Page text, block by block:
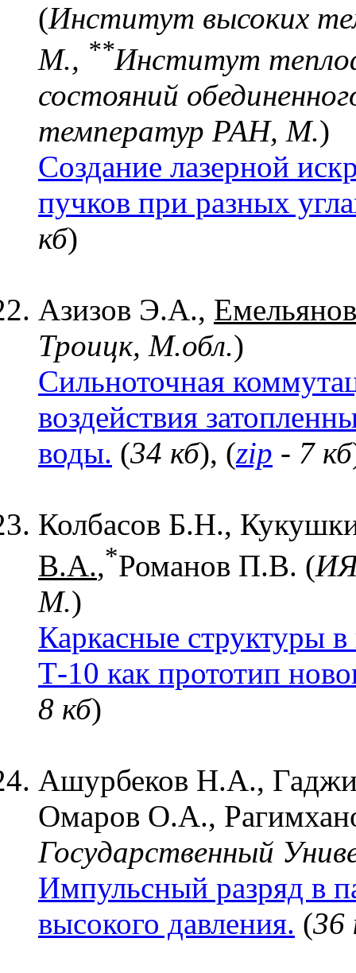
(Институт высоких
М., **Институт
состояний
температур РАН, М.)
Создание лазерной
пучков при разных
кб)
Азизов Э.А.,
Троицк, М.обл.)
Сильноточная
воздействия
воды. (34 кб), (zip - 7 кб
Колбасов Б.Н.,
В.А.,*Романов П.В. (
М.)
Каркасные структуры
Т-10 как прототип
8 кб)
Ашурбеков Н.А.,
Омаров О.А.,
Государственный
Импульсный разряд в
высокого давления. (36